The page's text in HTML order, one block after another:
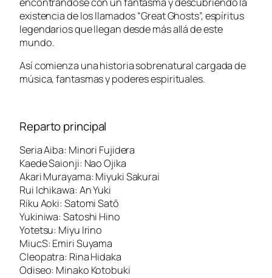
existencia de los llamados “Great Ghosts”, espíritus
legendarios que llegan desde más allá de este
mundo.
Así comienza una historia sobrenatural cargada de
música, fantasmas y poderes espirituales.
Reparto principal
Seria Aiba: Minori Fujidera
Kaede Saionji: Nao Ojika
Akari Murayama: Miyuki Sakurai
Rui Ichikawa: An Yuki
Riku Aoki: Satomi Satō
Yukiniwa: Satoshi Hino
Yotetsu: Miyu Irino
MiucS: Emiri Suyama
Cleopatra: Rina Hidaka
Odiseo: Minako Kotobuki